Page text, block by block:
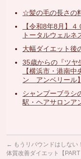
☆髪の毛の長さの
【令和8年8月】
トータルウェルネ
大幅ダイエット後
35歳からの『ツヤ
【横浜市・港南
ン アンベリール】
シャンプーブラシ
駅・ヘアサロンア
← もうリバウンドはしない
体質改善ダイエット【